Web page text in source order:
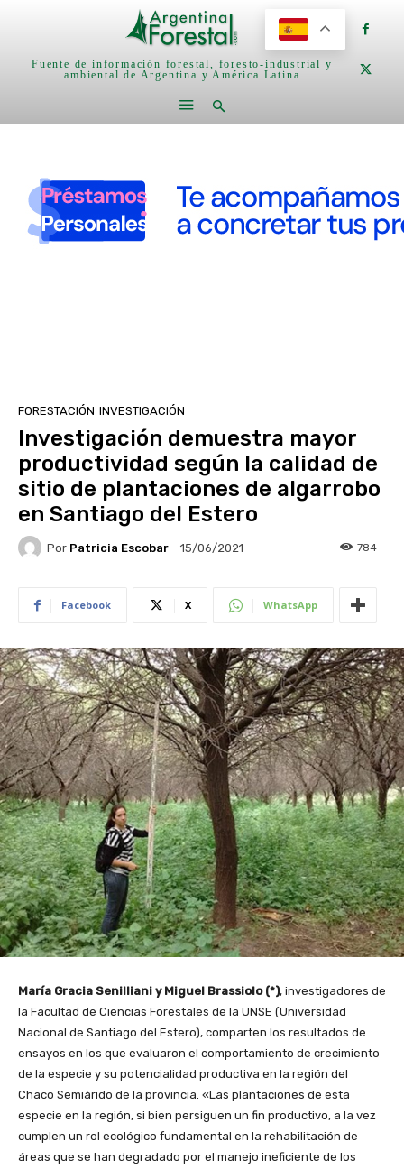
Fuente de información forestal, foresto-industrial y
ambiental de Argentina y América Latina
FORESTACIÓN INVESTIGACIÓN
Investigación demuestra mayor
productividad según la calidad de
sitio de plantaciones de algarrobo
en Santiago del Estero
Por Patricia Escobar 15/06/2021 784
Facebook X WhatsApp
María Gracia Senilliani y Miguel Brassiolo (*), investigadores de
la Facultad de Ciencias Forestales de la UNSE (Universidad
Nacional de Santiago del Estero), comparten los resultados de
ensayos en los que evaluaron el comportamiento de crecimiento
de la especie y su potencialidad productiva en la región del
Chaco Semiárido de la provincia. «Las plantaciones de esta
especie en la región, si bien persiguen un fin productivo, a la vez
cumplen un rol ecológico fundamental en la rehabilitación de
áreas que se han degradado por el manejo ineficiente de los